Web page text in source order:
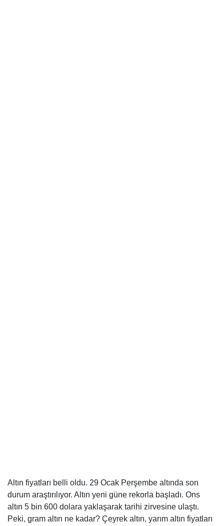
Altın fiyatları belli oldu. 29 Ocak Perşembe altında son
durum araştırılıyor. Altın yeni güne rekorla başladı. Ons
altın 5 bin 600 dolara yaklaşarak tarihi zirvesine ulaştı.
Peki, gram altın ne kadar? Çeyrek altın, yarım altın fiyatları